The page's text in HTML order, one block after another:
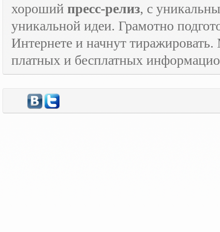
хороший пресс-релиз, с
уникальной идеи. Грамотно
Интернете и начнут
платных и бесплатных